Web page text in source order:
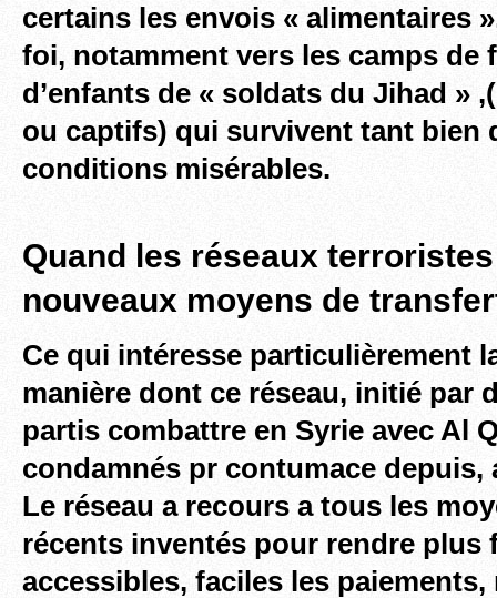
certains les envois « alimentaires
foi, notamment vers les camps de
d’enfants de « soldats du Jihad »
ou captifs) qui survivent tant bien
conditions misérables.
Quand les réseaux
nouveaux moyens de
Ce qui intéresse particulièrement
manière dont ce réseau, initié par
partis combattre en Syrie avec Al
condamnés pr contumace depuis,
Le réseau a recours a tous les
récents inventés pour rendre plus
accessibles, faciles les